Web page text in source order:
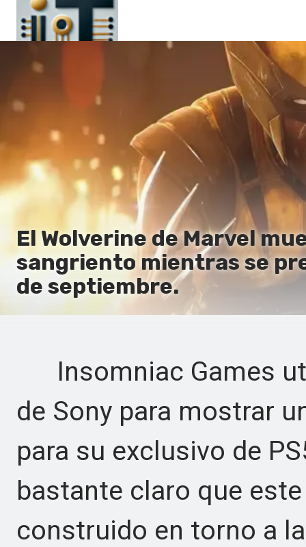
Principal
El Wolverine de Marvel
sangriento mientras se
de septiembre.
Insomniac Games
de Sony para mostrar
para su exclusivo de
bastante claro que
construido en torno a